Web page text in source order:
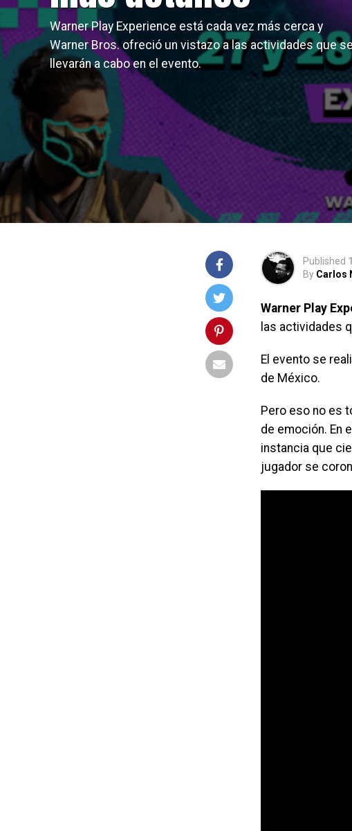
Warner Play Experience está cada vez más cerca y
Warner Bros. ofreció un vistazo a las actividades que se
llevarán a cabo en el evento.
Published
By Carlos
Warner Play
las actividades
El evento se
de México.
Pero eso no es
de emoción. En
instancia que
jugador se